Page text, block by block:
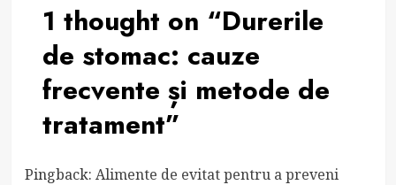
1 thought on “Durerile
de stomac: cauze
frecvente și metode de
tratament”
Pingback: Alimente de evitat pentru a preveni